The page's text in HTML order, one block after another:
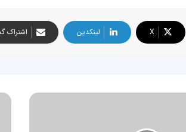
X لینکدین اشتراک